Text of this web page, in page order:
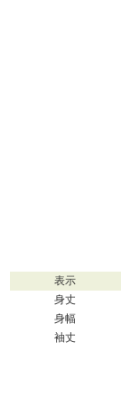
表示
身丈
身幅
袖丈